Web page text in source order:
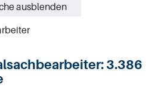
ausblenden
3.386